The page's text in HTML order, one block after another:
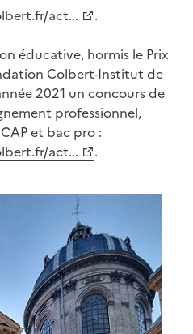
act...
.
éducative, hormis le Prix
Colbert-Institut de
2021 un concours de
professionnel,
et bac pro :
act...
.